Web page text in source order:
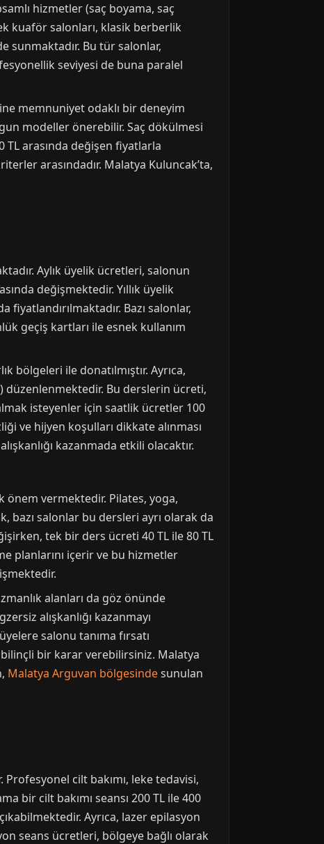
hizmetler (saç boyama, saç
kuaför salonları, klasik berberlik
sunmaktadır. Bu tür salonlar,
seviyesi de buna paralel
memnuniyet odaklı bir deneyim
modeller önerebilir. Saç dökülmesi
arasında değişen fiyatlarla
arasındadır. Malatya Kuluncak’ta,
Aylık üyelik ücretleri, salonun
değişmektedir. Yıllık üyelik
Bazı salonlar,
geçiş kartları ile esnek kullanım
bölgeleri ile donatılmıştır. Ayrıca,
Bu derslerin ücreti,
isteyenler için saatlik ücretler 100
ve hijyen koşulları dikkate alınması
kazanmada etkili olacaktır.
önem vermektedir. Pilates, yoga,
bazı salonlar bu dersleri ayrı olarak da
tek bir ders ücreti 40 TL ile 80 TL
planlarını içerir ve bu hizmetler
alanları da göz önünde
alışkanlığı kazanmayı
salonu tanıma fırsatı
bir karar verebilirsiniz. Malatya
Malatya Arguvan bölgesindesunulan
cilt bakımı, leke tedavisi,
bir cilt bakımı seansı 200 TL ile 400
Ayrıca, lazer epilasyon
seans ücretleri, bölgeye bağlı olarak